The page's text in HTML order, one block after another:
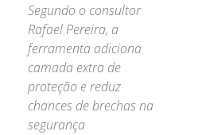
Segundo o consultor
Rafael Pereira, a
ferramenta adiciona
camada extra de
proteção e reduz
chances de brechas na
segurança